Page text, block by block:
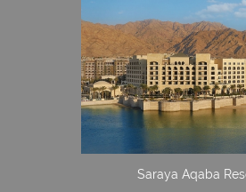
Saraya Aqaba